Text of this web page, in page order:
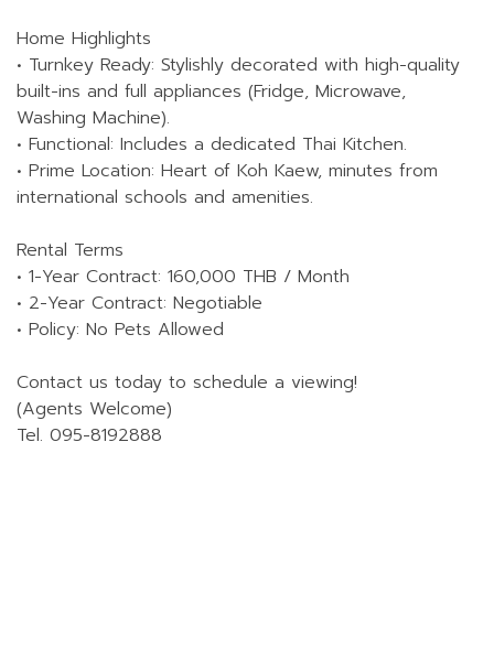
Home Highlights
• Turnkey Ready: Stylishly decorated with high-quality
built-ins and full appliances (Fridge, Microwave,
Washing Machine).
• Functional: Includes a dedicated Thai Kitchen.
• Prime Location: Heart of Koh Kaew, minutes from
international schools and amenities.
Rental Terms
• 1-Year Contract: 160,000 THB / Month
• 2-Year Contract: Negotiable
• Policy: No Pets Allowed
Contact us today to schedule a viewing!
(Agents Welcome)
Tel. 095-8192888